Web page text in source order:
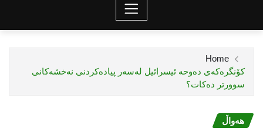
Home
کۆنگرەکەی دەوحە ئیسرائیل لەسەر پیادەکردنی نەخشەکانی
سوورتر دەکات؟
هەواڵ